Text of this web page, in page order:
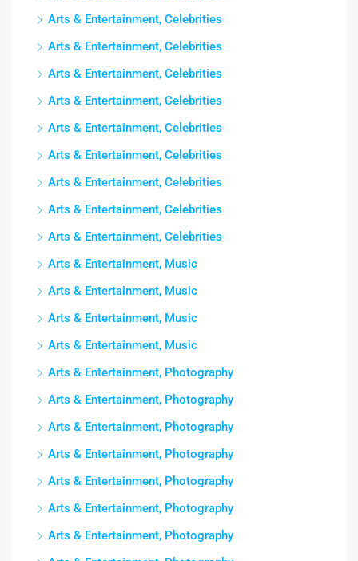
Arts & Entertainment, Celebrities
Arts & Entertainment, Celebrities
Arts & Entertainment, Celebrities
Arts & Entertainment, Celebrities
Arts & Entertainment, Celebrities
Arts & Entertainment, Celebrities
Arts & Entertainment, Celebrities
Arts & Entertainment, Celebrities
Arts & Entertainment, Celebrities
Arts & Entertainment, Music
Arts & Entertainment, Music
Arts & Entertainment, Music
Arts & Entertainment, Music
Arts & Entertainment, Photography
Arts & Entertainment, Photography
Arts & Entertainment, Photography
Arts & Entertainment, Photography
Arts & Entertainment, Photography
Arts & Entertainment, Photography
Arts & Entertainment, Photography